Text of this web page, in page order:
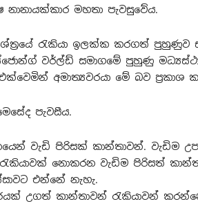
නානායක්කාර මහතා පැවසුවේය.
රැකියා ඉලක්ක කරගත් පුහුණුව
වර්ල්ඩ් සමාගමේ පුහුණු
අමාත්‍යවරයා මේ බව ප්‍රකාශ
පැවසීය.
වැඩි පිරිසක් කාන්තාවන්. වැඩිම
රැකියාවක් නොකරන වැඩිම පිරිසත්
එන්නේ නැහැ.
උගත් කාන්තාවන් රැකියාවන්